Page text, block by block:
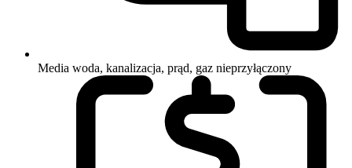
Media woda, kanalizacja, prąd, gaz nieprzyłączony